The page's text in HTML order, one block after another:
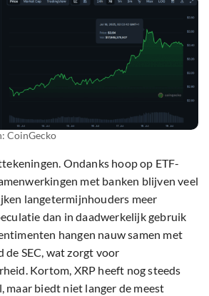
CoinGecko
Ondanks hoop op ETF-
met banken blijven veel
langetermijnhouders meer
dan in daadwerkelijk gebruik
hangen nauw samen met
SEC, wat zorgt voor
Kortom, XRP heeft nog steeds
maar biedt niet langer de meest